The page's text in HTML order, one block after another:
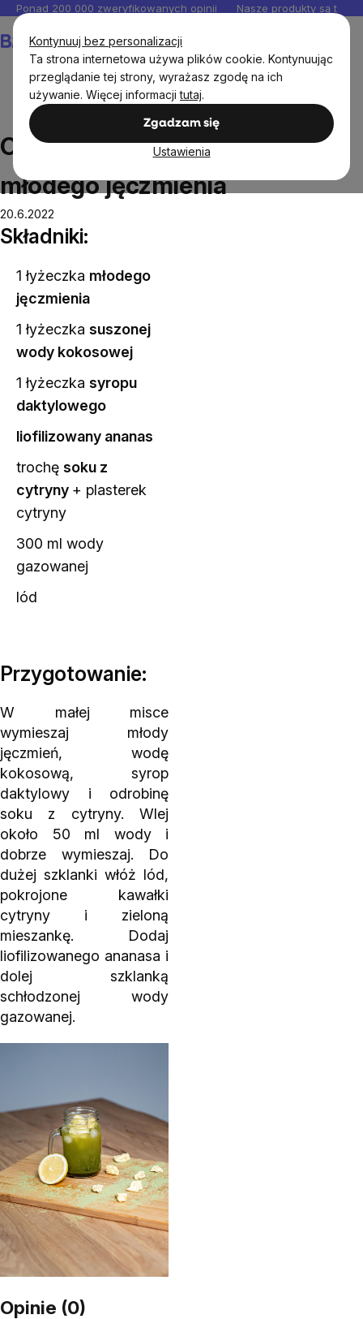
Kontynuuj bez personalizacji
Ta strona internetowa używa plików cookie. Kontynuując
przeglądanie tej strony, wyrażasz zgodę na ich
używanie. Więcej informacjitutaj.
Zgadzam się
Ustawienia
Przejść
do
treści
Ponad 200 000 zweryfikowanych opinii Nasze produkty są
Orzeźwiający napój z młodego jęczmienia
Orzeźwiający napój z
młodego jęczmienia
20.6.2022
Składniki:
1 łyżeczka młodego
jęczmienia
1 łyżeczka suszonej
wody kokosowej
1 łyżeczka syropu
daktylowego
liofilizowany ananas
trochę soku z
cytryny + plasterek
cytryny
300 ml wody
gazowanej
lód
Przygotowanie:
W małej misce
wymieszaj młody
jęczmień, wodę
kokosową, syrop
daktylowy i odrobinę
soku z cytryny. Wlej
około 50 ml wody i
dobrze wymieszaj. Do
dużej szklanki włóż lód,
pokrojone kawałki
cytryny i zieloną
mieszankę. Dodaj
liofilizowanego ananasa i
dolej szklanką
schłodzonej wody
gazowanej.
Opinie (0)